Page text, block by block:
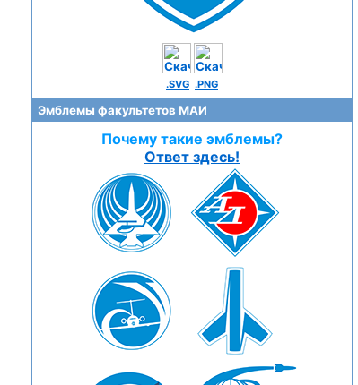
.SVG .PNG
Эмблемы факультетов МАИ
Почему такие эмблемы?
Ответ здесь!